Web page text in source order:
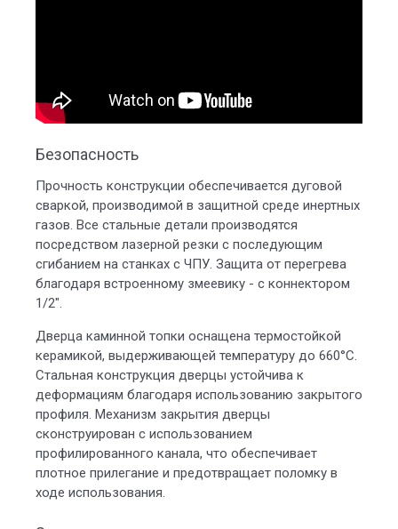
Безопасность
Прочность конструкции обеспечивается дуговой
сваркой, производимой в защитной среде инертных
газов. Все стальные детали производятся
посредством лазерной резки с последующим
сгибанием на станках с ЧПУ. Защита от перегрева
благодаря встроенному змеевику - с коннектором
1/2".
Дверца каминной топки оснащена термостойкой
керамикой, выдерживающей температуру до 660°С.
Стальная конструкция дверцы устойчива к
деформациям благодаря использованию закрытого
профиля. Механизм закрытия дверцы
сконструирован с использованием
профилированного канала, что обеспечивает
плотное прилегание и предотвращает поломку в
ходе использования.